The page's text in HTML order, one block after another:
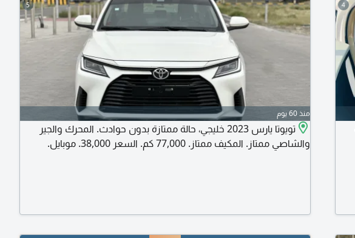
4
5
منذ 60 يوم
تويوتا يارس 2023 خليجي، حالة ممتازة بدون حوادث. المحرك والجير
والشاصي ممتاز. المكيف ممتاز. 77,000 كم. السعر 38,000. موبايل.